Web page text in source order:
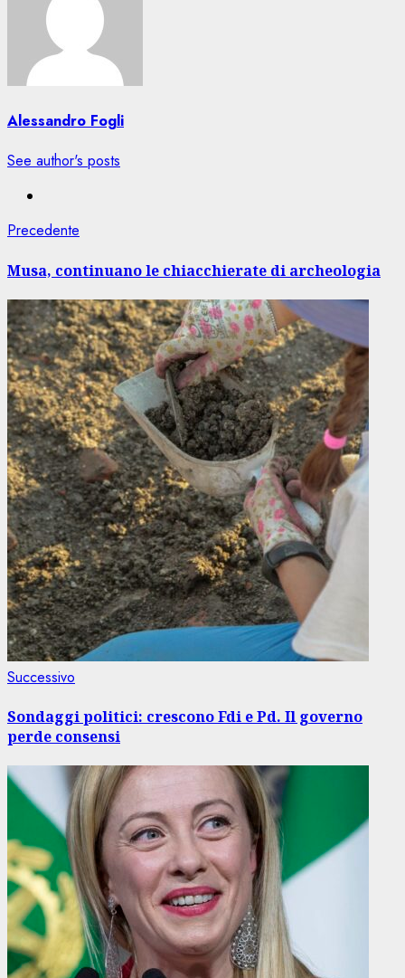
Alessandro Fogli
See author's posts
Navigazione
articolo
Precedente
Musa, continuano le chiacchierate di archeologia
Successivo
Sondaggi politici: crescono Fdi e Pd. Il governo
perde consensi